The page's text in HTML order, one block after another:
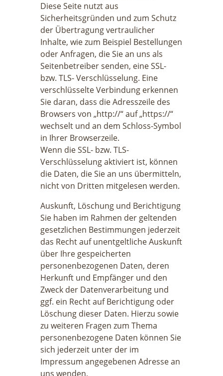
Diese Seite nutzt aus
Sicherheitsgründen und zum Schutz
der Übertragung vertraulicher
Inhalte, wie zum Beispiel Bestellungen
oder Anfragen, die Sie an uns als
Seitenbetreiber senden, eine SSL-
bzw. TLS- Verschlüsselung. Eine
verschlüsselte Verbindung erkennen
Sie daran, dass die Adresszeile des
Browsers von „http://“ auf „https://“
wechselt und an dem Schloss-Symbol
in Ihrer Browserzeile.
Wenn die SSL- bzw. TLS-
Verschlüsselung aktiviert ist, können
die Daten, die Sie an uns übermitteln,
nicht von Dritten mitgelesen werden.
Auskunft, Löschung und Berichtigung
Sie haben im Rahmen der geltenden
gesetzlichen Bestimmungen jederzeit
das Recht auf unentgeltliche Auskunft
über Ihre gespeicherten
personenbezogenen Daten, deren
Herkunft und Empfänger und den
Zweck der Datenverarbeitung und
ggf. ein Recht auf Berichtigung oder
Löschung dieser Daten. Hierzu sowie
zu weiteren Fragen zum Thema
personenbezogene Daten können Sie
sich jederzeit unter der im
Impressum angegebenen Adresse an
uns wenden.